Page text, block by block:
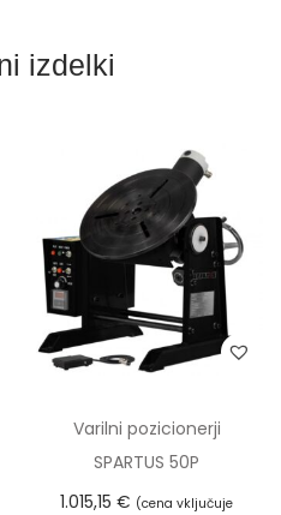
izdelki
Varilni pozicionerji
SPARTUS 50P
1.015,15 € (cena vključuje